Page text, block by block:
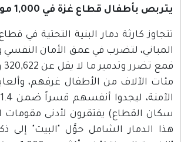
يتربص بأطفال قطاع غزة في 1,000 موقع نزوح
تتجاوز كارثة دمار البنية التحتية في
المباني، لتضرب في عمق الأمان
مئات الآلاف من الأطفال غرفهم،
سكان القطاع) يفتقرون لأدنى مقومات
هذا الدمار الشامل حوَّل "البيت" إلى